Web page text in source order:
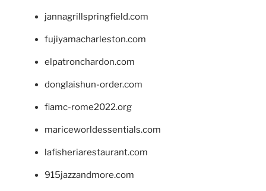
jannagrillspringfield.com
fujiyamacharleston.com
elpatronchardon.com
donglaishun-order.com
fiamc-rome2022.org
mariceworldessentials.com
lafisheriarestaurant.com
915jazzandmore.com